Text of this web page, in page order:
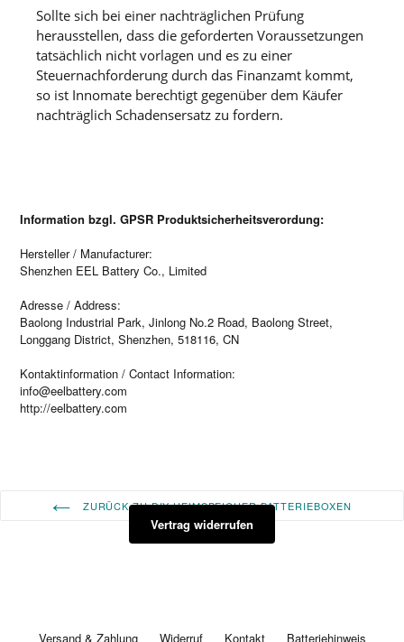
Sollte sich bei einer nachträglichen Prüfung
herausstellen, dass die geforderten Voraussetzungen
tatsächlich nicht vorlagen und es zu einer
Steuernachforderung durch das Finanzamt kommt,
so ist Innomate berechtigt gegenüber dem Käufer
nachträglich Schadensersatz zu fordern.
Information bzgl. GPSR Produktsicherheitsverordung:
Hersteller / Manufacturer:
Shenzhen EEL Battery Co., Limited
Adresse / Address:
Baolong Industrial Park, Jinlong No.2 Road, Baolong Street,
Longgang District, Shenzhen, 518116, CN
Kontaktinformation / Contact Information:
info@eelbattery.com
http://eelbattery.com
ZURÜCK ZU DIY HEIMSPEICHER BATTERIEBOXEN
Vertrag widerrufen
Versand & Zahlung Widerruf Kontakt Batteriehinweis